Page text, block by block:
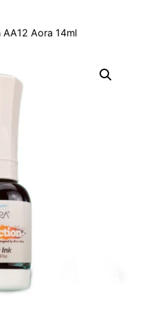
Aora 14ml